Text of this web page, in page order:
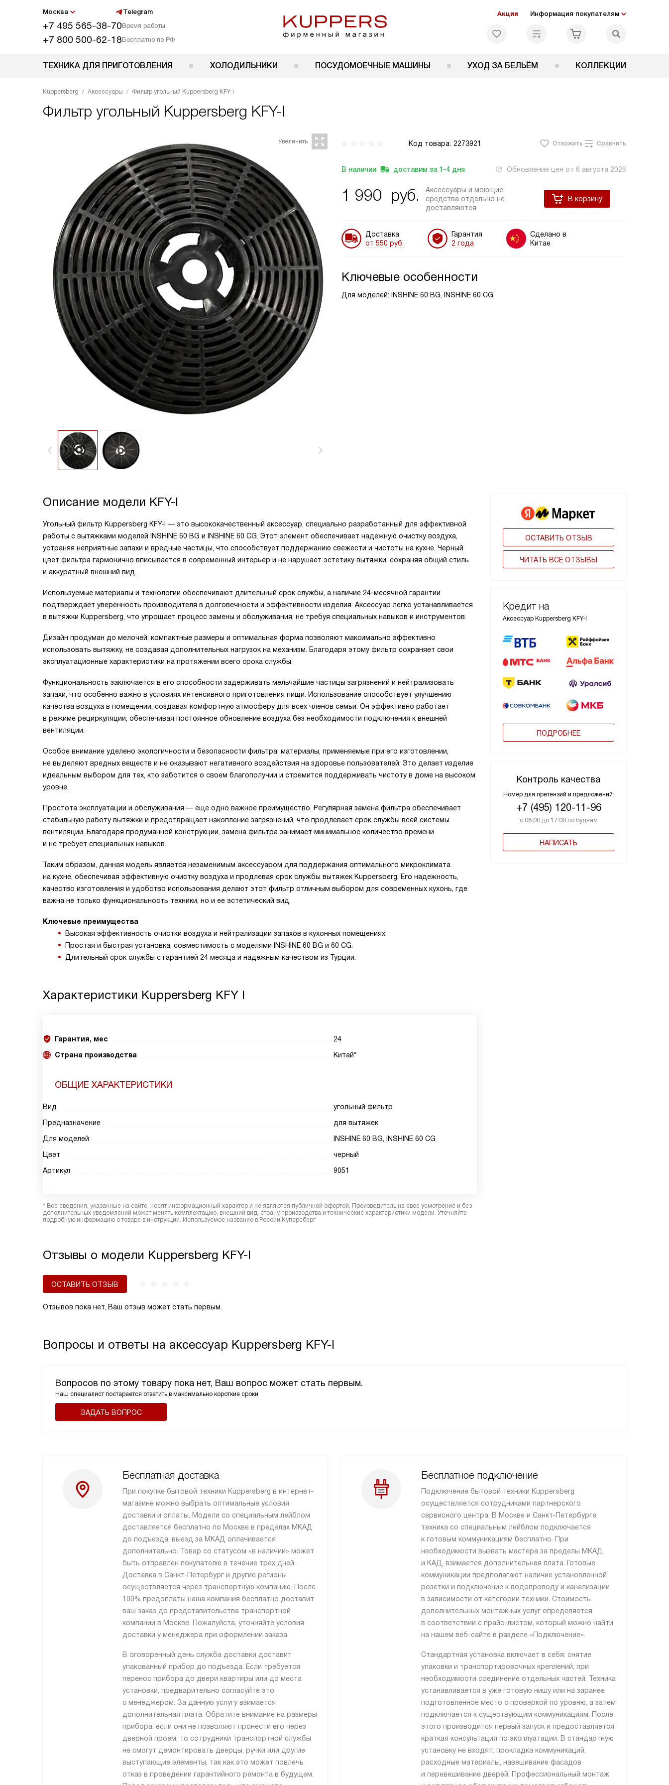
Москва Telegram
+7 495 565-38-70Время работы
+7 800 500-62-18Бесплатно по РФ
Акции Информация покупателям
ТЕХНИКА ДЛЯ ПРИГОТОВЛЕНИЯ ХОЛОДИЛЬНИКИ ПОСУДОМОЕЧНЫЕ МАШИНЫ УХОД ЗА БЕЛЬЁМ КОЛЛЕКЦИИ
Kuppersberg Аксессуары Фильтр угольный Kuppersberg KFY-I
Фильтр угольный Kuppersberg KFY-I
Код товара: 2273921 Отложить Сравнить
В наличии доставим за 1-4 дня Обновление цен от 6 августа 2026
1 990 руб.
Аксессуары и моющие
средства отдельно не
доставляются
В корзину
Доставка
от 550 руб.
Гарантия
2 года
Сделано в
Китае
Ключевые особенности
Для моделей: INSHINE 60 BG, INSHINE 60 CG
ОСТАВИТЬ ОТЗЫВ
ЧИТАТЬ ВСЕ ОТЗЫВЫ
Кредит на
Аксессуар Kuppersberg KFY-I
ПОДРОБНЕЕ
Контроль качества
Номер для претензий и предложений:
+7 (495) 120-11-96
с 08:00 до 17:00 по будням
НАПИСАТЬ
Описание модели KFY-I
Угольный фильтр Kuppersberg KFY-I — это высококачественный аксессуар, специально разработанный для эффективной
работы с вытяжками моделей INSHINE 60 BG и INSHINE 60 CG. Этот элемент обеспечивает надежную очистку воздуха,
устраняя неприятные запахи и вредные частицы, что способствует поддержанию свежести и чистоты на кухне. Черный
цвет фильтра гармонично вписывается в современный интерьер и не нарушает эстетику вытяжки, сохраняя общий стиль
и аккуратный внешний вид.
Используемые материалы и технологии обеспечивают длительный срок службы, а наличие 24-месячной гарантии
подтверждает уверенность производителя в долговечности и эффективности изделия. Аксессуар легко устанавливается
в вытяжки Kuppersberg, что упрощает процесс замены и обслуживания, не требуя специальных навыков и инструментов.
Дизайн продуман до мелочей: компактные размеры и оптимальная форма позволяют максимально эффективно
использовать вытяжку, не создавая дополнительных нагрузок на механизм. Благодаря этому фильтр сохраняет свои
эксплуатационные характеристики на протяжении всего срока службы.
Функциональность заключается в его способности задерживать мельчайшие частицы загрязнений и нейтрализовать
запахи, что особенно важно в условиях интенсивного приготовления пищи. Использование способствует улучшению
качества воздуха в помещении, создавая комфортную атмосферу для всех членов семьи. Он эффективно работает
в режиме рециркуляции, обеспечивая постоянное обновление воздуха без необходимости подключения к внешней
вентиляции.
Особое внимание уделено экологичности и безопасности фильтра: материалы, применяемые при его изготовлении,
не выделяют вредных веществ и не оказывают негативного воздействия на здоровье пользователей. Это делает изделие
идеальным выбором для тех, кто заботится о своем благополучии и стремится поддерживать чистоту в доме на высоком
уровне.
Простота эксплуатации и обслуживания — еще одно важное преимущество. Регулярная замена фильтра обеспечивает
стабильную работу вытяжки и предотвращает накопление загрязнений, что продлевает срок службы всей системы
вентиляции. Благодаря продуманной конструкции, замена фильтра занимает минимальное количество времени
и не требует специальных навыков.
Таким образом, данная модель является незаменимым аксессуаром для поддержания оптимального микроклимата
на кухне, обеспечивая эффективную очистку воздуха и продлевая срок службы вытяжек Kuppersberg. Его надежность,
качество изготовления и удобство использования делают этот фильтр отличным выбором для современных кухонь, где
важна не только функциональность техники, но и ее эстетический вид.
Ключевые преимущества
Высокая эффективность очистки воздуха и нейтрализации запахов в кухонных помещениях.
Простая и быстрая установка, совместимость с моделями INSHINE 60 BG и 60 CG.
Длительный срок службы с гарантией 24 месяца и надежным качеством из Турции.
Характеристики Kuppersberg KFY I
Гарантия, мес
24
Страна производства
Китай*
ОБЩИЕ ХАРАКТЕРИСТИКИ
Вид
угольный фильтр
Предназначение
для вытяжек
Для моделей
INSHINE 60 BG, INSHINE 60 CG
Цвет
черный
Артикул
9051
* Все сведения, указанные на сайте, носят информационный характер и не являются публичной офертой. Производитель на свое усмотрение и без
дополнительных уведомлений может менять комплектацию, внешний вид, страну производства и технические характеристики модели. Уточняйте
подробную информацию о товаре в инструкции. Используемое название в России Куперсберг
Отзывы о модели Kuppersberg KFY-I
ОСТАВИТЬ ОТЗЫВ
Отзывов пока нет, Ваш отзыв может стать первым.
Вопросы и ответы на аксессуар Kuppersberg KFY-I
Вопросов по этому товару пока нет, Ваш вопрос может стать первым.
Наш специалист постарается ответить в максимально короткие сроки
ЗАДАТЬ ВОПРОС
Бесплатная доставка
При покупке бытовой техники Kuppersberg в интернет-
магазине можно выбрать оптимальные условия
доставки и оплаты. Модели со специальным лейблом
доставляется бесплатно по Москве в пределах МКАД
до подъезда, выезд за МКАД оплачивается
дополнительно. Товар со статусом «в наличии» может
быть отправлен покупателю в течение трех дней.
Доставка в Санкт-Петербург и другие регионы
осуществляется через транспортную компанию. После
100% предоплаты наша компания бесплатно доставит
ваш заказ до представительства транспортной
компании в Москве. Пожалуйста, уточняйте условия
доставки у менеджера при оформлении заказа.
В оговоренный день служба доставки доставит
упакованный прибор до подъезда. Если требуется
перенос прибора до двери квартиры или до места
установки, предварительно согласуйте это
с менеджером. За данную услугу взимается
дополнительная плата. Обратите внимание на размеры
прибора: если они не позволяют пронести его через
дверной проем, то сотрудники транспортной службы
не смогут демонтировать дверцы, ручки или другие
выступающие элементы, так как это может повлечь
отказ в проведении гарантийного ремонта в будущем.
Бесплатное подключение
Подключение бытовой техники Kuppersberg
осуществляется сотрудниками партнерского
сервисного центра. В Москве и Санкт-Петербурге
техника со специальным лейблом подключается
к готовым коммуникациям бесплатно. При
необходимости вызвать мастера за пределы МКАД
и КАД, взимается дополнительная плата. Готовые
коммуникации предполагают наличие установленной
розетки и подключение к водопроводу и канализации
в зависимости от категории техники. Стоимость
дополнительных монтажных услуг определяется
в соответствии с прайс-листом, который можно найти
на нашем веб-сайте в разделе «Подключение».
Стандартная установка включает в себя: снятие
упаковки и транспортировочных креплений, при
необходимости соединение отдельных частей. Техника
устанавливается в уже готовую нишу или на заранее
подготовленное место с проверкой по уровню, а затем
подключается к существующим коммуникациям. После
этого производится первый запуск и предоставляется
краткая консультация по эксплуатации. В стандартную
установку не входят: прокладка коммуникаций,
расходные материалы, навешивание фасадов
и перевешивание дверей. Профессиональный монтаж